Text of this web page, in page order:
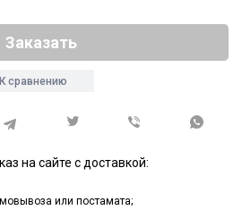
Заказать
К сравнению
на сайте с доставкой:
или постамата;